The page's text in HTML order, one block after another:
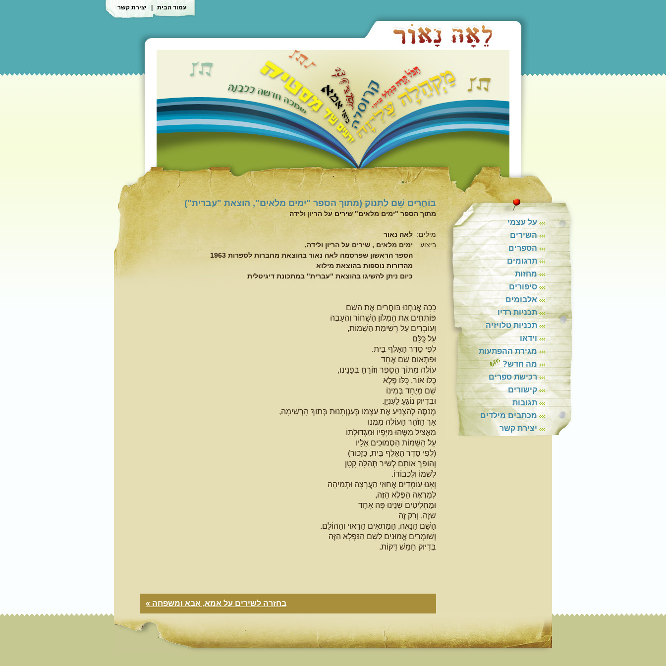
עמוד הבית יצירת קשר
על עצמי
השירים
הספרים
תרגומים
מחזות
סיפורים
אלבומים
תכניות רדיו
תכניות טלויזיה
וידאו
מגירת ההפתעות
מה חדש?
רכישת ספרים
קישורים
תגובות
מכתבים מילדים
יצירת קשר
בּוֹחֲרִים שֵׁם לַתִּנּוֹק (מתוך הספר "ימים מלאים", הוצאת "עברית")
מתוך הספר "ימים מלאים" שירים על הריון ולידה
מילים: לאה נאור
ביצוע:
ימים מלאים , שירים על הריון ולידה,
הספר הראשון שפרסמה לאה נאור בהוצאת מחברות לספרות 1963
מהדורות נוספות בהוצאת מילוא
כיום ניתן להשיגו בהוצאת "עברית" במתכונת דיגיטלית
כָּכָה אֲנַחְנוּ בּוֹחֲרִים אֶת הַשֵׁם
פּוֹתְחִים אֶת הַמִּלּוֹן הַשָׁחוֹר וְהֶעָבֶה
וְעוֹבְרִים עַל רְשִׁימַת הַשֵׁמוֹת,
עַל כֻּלָּם
לְפִי סֵדֶר הָאָלֶף בֵּית.
וּפִתְאוֹם שֵׁם אֶחָד
עוֹלֶה מִתּוֹך הַסֵּפֶר וְזוֹרֵחַ בְּפָנֵינוּ,
כֻּלּוֹ אוֹר, כֻּלּוֹ פֶּלֶא
שֵׁם מְיֻחָד בְּמִינוֹ
וּבְדִיּוּק נוֹגֵעַ לָעִנְיָן.
מְנַסֶּה לְהַצְנִיעַ אֶת עַצְמוֹ בְּעַנְוְתָנוּת בְּתוֹךְ הָרְשִׁימָה,
אַך הַזֹּהַר הָעוֹלֶה מִמֶנוּ
מַאֲצִיל מַשֶּׁהוּ מִיָּפְיוֹ וּמִגְדוּלָתוֹ
עַל הַשֵׁמוֹת הַסְמוּכִים אֵלָיו
(לְפִי סֵדֶר הָאָלֶף בֵּית, כַּזָּכוּר)
וְהוֹפֵך אוֹתָם לְשִׁיר תְּהִלָּה קָטָן
לִשְׁמוֹ וְלִכְבוֹדוֹ.
וְאָנוּ עוֹמְדִים אֲחוּזֵי הַעֲרָצָה וּתְמִיהָה
לְמַרְאֶה הַפֶּלֶא הַזֶּה,
וּמַחְלִיטִים שְׁנֵינוּ פֶּה אֶחָד
שזֶה, וְרַק זֶה
הַשֵּׁם הַנָּאֶה, הַמַתְאִים הָרָאוּי וְהַהוֹלֵם.
וְשׁוֹמְרִים אֱמוּנִים לַשֵּׁם הַנִּפְלָא הַזֶּה
בְּדִיּוּק חָמֵשׁ דַּקּוֹת.
בחזרה לשירים על אמא, אבא ומשפחה »